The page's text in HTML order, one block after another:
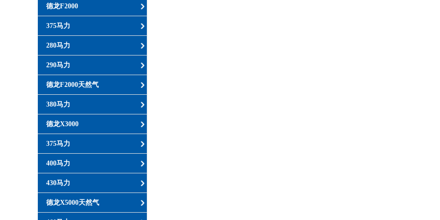
德龙F2000
375马力
280马力
290马力
德龙F2000天然气
380马力
德龙X3000
375马力
400马力
430马力
德龙X5000天然气